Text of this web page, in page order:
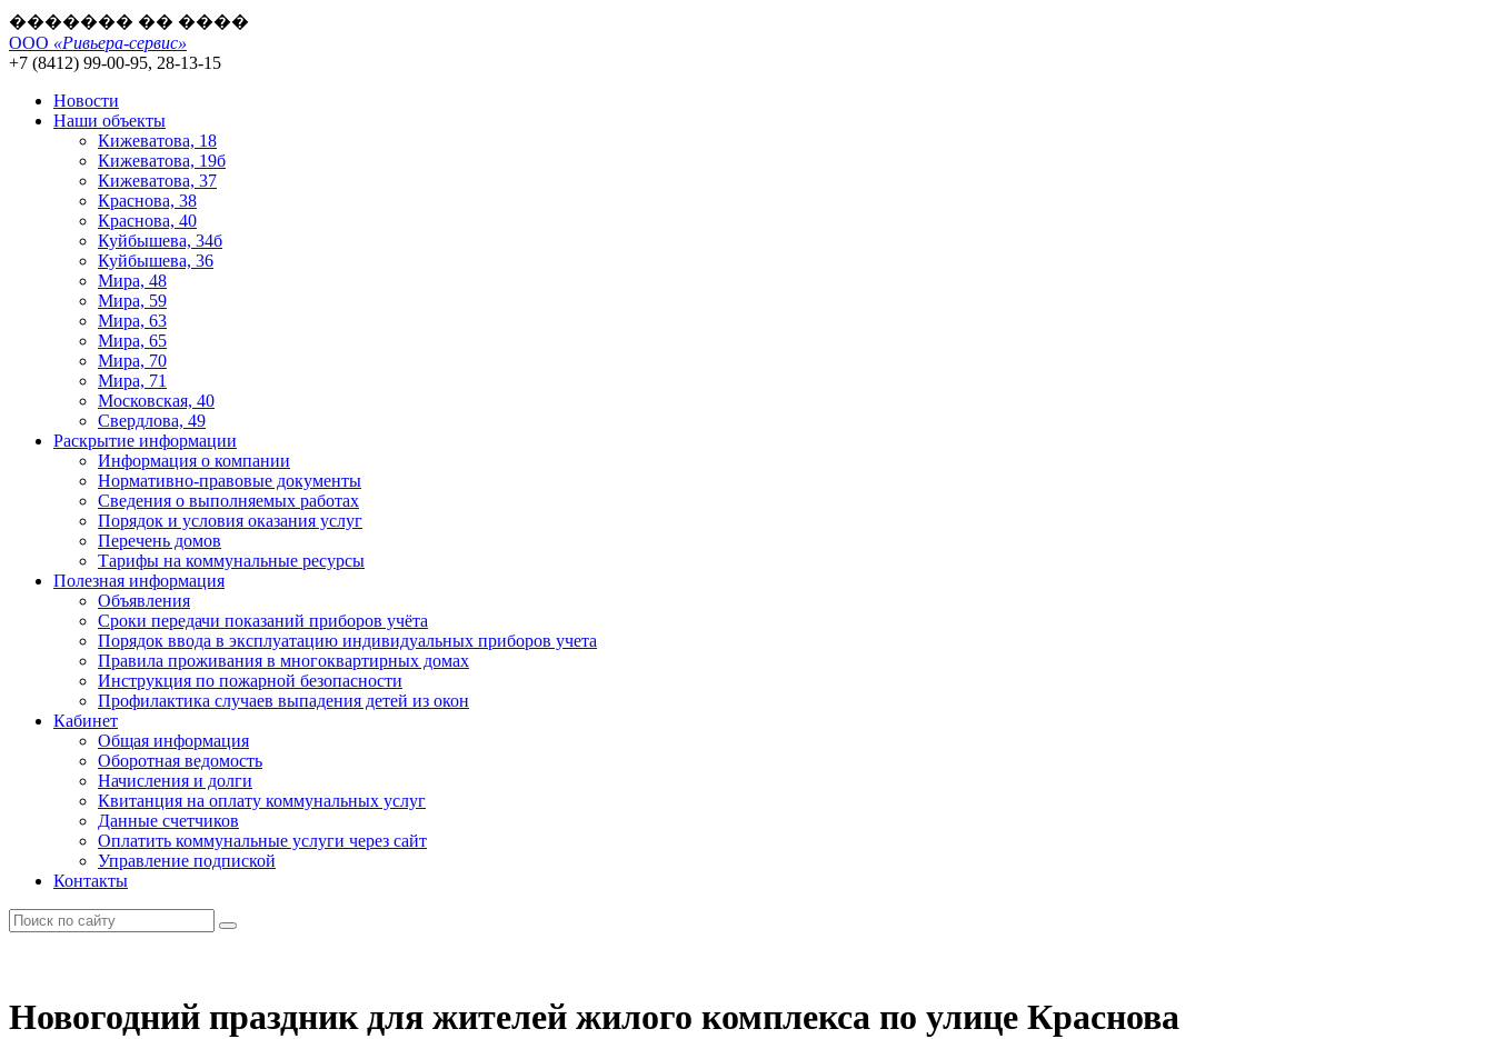
������� �� ����
ООО «Ривьера-сервис»
+7 (8412) 99-00-95, 28-13-15
Новости
Наши объекты
Кижеватова, 18
Кижеватова, 19б
Кижеватова, 37
Краснова, 38
Краснова, 40
Куйбышева, 34б
Куйбышева, 36
Мира, 48
Мира, 59
Мира, 63
Мира, 65
Мира, 70
Мира, 71
Московская, 40
Свердлова, 49
Раскрытие информации
Информация о компании
Нормативно-правовые документы
Сведения о выполняемых работах
Порядок и условия оказания услуг
Перечень домов
Тарифы на коммунальные ресурсы
Полезная информация
Объявления
Сроки передачи показаний приборов учёта
Порядок ввода в эксплуатацию индивидуальных приборов учета
Правила проживания в многоквартирных домах
Инструкция по пожарной безопасности
Профилактика случаев выпадения детей из окон
Кабинет
Общая информация
Оборотная ведомость
Начисления и долги
Квитанция на оплату коммунальных услуг
Данные счетчиков
Оплатить коммунальные услуги через сайт
Управление подпиской
Контакты
Новогодний праздник для жителей жилого комплекса по улице Краснова